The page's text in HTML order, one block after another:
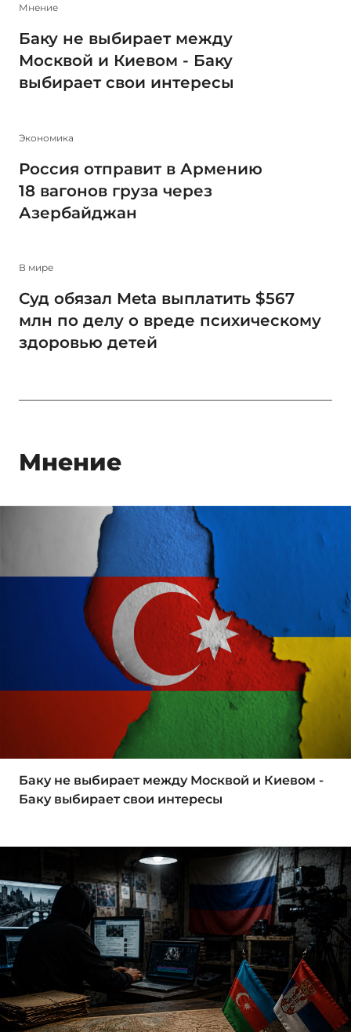
Мнение
Баку не выбирает между
Москвой и Киевом - Баку
выбирает свои интересы
Экономика
Россия отправит в Армению
18 вагонов груза через
Азербайджан
В мире
Суд обязал Meta выплатить $567
млн по делу о вреде психическому
здоровью детей
Мнение
Баку не выбирает между Москвой и Киевом -
Баку выбирает свои интересы